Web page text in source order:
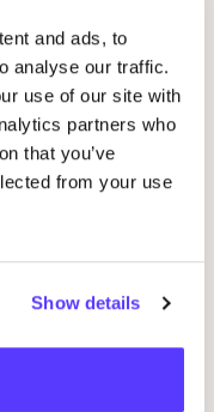
and ads, to
analyse our traffic.
use of our site with
partners who
that you’ve
from your use
Show details